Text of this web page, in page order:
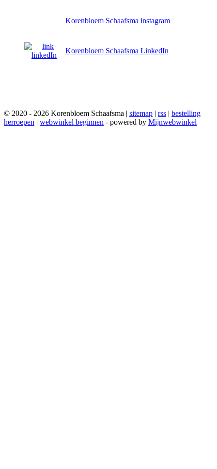
Korenbloem Schaafsma instagram
Korenbloem Schaafsma LinkedIn
© 2020 - 2026 Korenbloem Schaafsma | sitemap | rss | bestelling
herroepen | webwinkel beginnen - powered by Mijnwebwinkel